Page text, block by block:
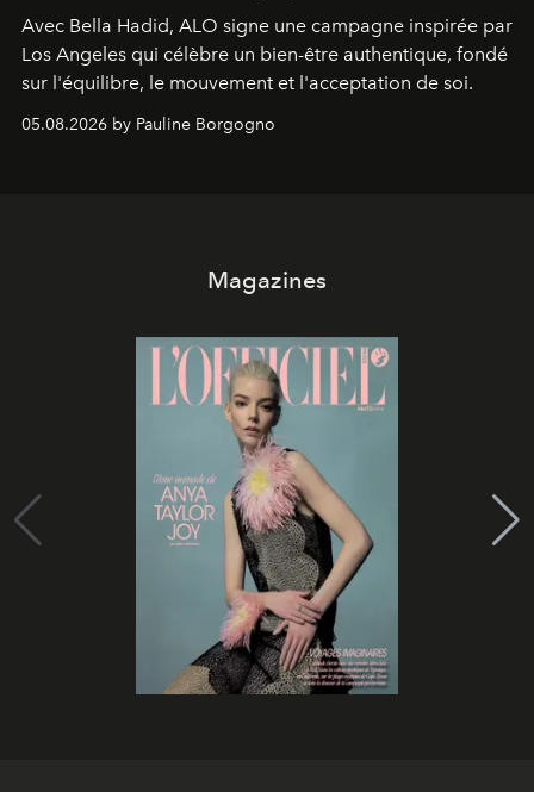
Avec Bella Hadid, ALO signe une campagne inspirée par
Los Angeles qui célèbre un bien-être authentique, fondé
sur l'équilibre, le mouvement et l'acceptation de soi.
05.08.2026 by Pauline Borgogno
Magazines